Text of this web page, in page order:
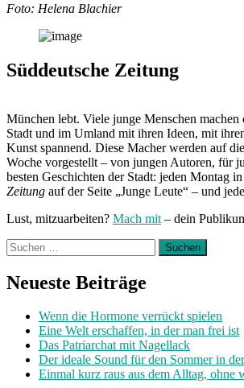
Foto: Helena Blachier
Süddeutsche Zeitung
München lebt. Viele junge Menschen
Stadt und im Umland mit ihren Ideen, mit
Kunst spannend. Diese Macher werden auf
Woche vorgestellt – von jungen Autoren, für
besten Geschichten der Stadt: jeden Montag
Zeitung auf der Seite „Junge Leute“ – und
Lust, mitzuarbeiten? Mach mit – dein
Suchen
nach:
Neueste Beiträge
Wenn die Hormone verrückt spielen
Eine Welt erschaffen, in der man frei ist
Das Patriarchat mit Nagellack
Der ideale Sound für den Sommer in
Einmal kurz raus aus dem Alltag, ohne